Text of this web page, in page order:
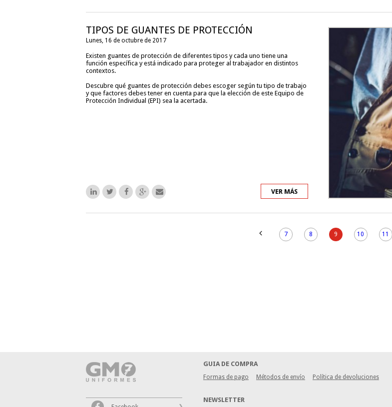
TIPOS DE GUANTES DE PROTECCIÓN
Lunes, 16 de octubre de 2017
Existen guantes de protección de diferentes tipos y cada uno tiene una
función específica y está indicado para proteger al trabajador en distintos
contextos.
Descubre qué guantes de protección debes escoger según tu tipo de trabajo
y que factores debes tener en cuenta para que la elección de este Equipo de
Protección Individual (EPI) sea la acertada.
VER MÁS
7 8 9 10 11
GUIA DE COMPRA
Formas de pago Métodos de envío Política de devoluciones
NEWSLETTER